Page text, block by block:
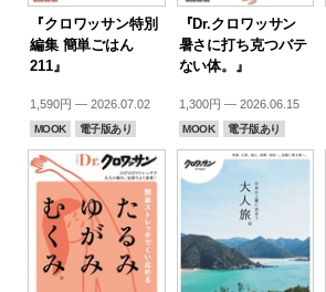
『クロワッサン特別
編集 簡単ごはん
211』
1,590円 — 2026.07.02
MOOK 電子版あり
『Dr.クロワッサン
暑さに打ち克つバテ
ない体。』
1,300円 — 2026.06.15
MOOK 電子版あり